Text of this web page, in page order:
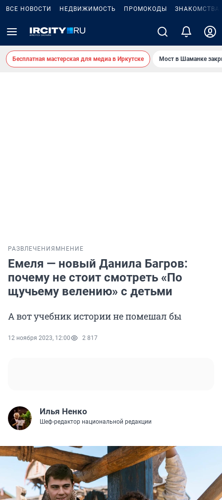
ВСЕ НОВОСТИ НЕДВИЖИМОСТЬ ПРОМОКОДЫ ЗНАКОМСТВА
Бесплатная мастерская для медиа в Иркутске Мост в Шаманке
РАЗВЛЕЧЕНИЯ МНЕНИЕ
Емеля — новый Данила Багров:
почему не стоит смотреть «По
щучьему велению» с детьми
А вот учебник истории не помешал бы
12 ноября 2023, 12:00 2 817
Илья Ненко
Шеф-редактор национальной редакции